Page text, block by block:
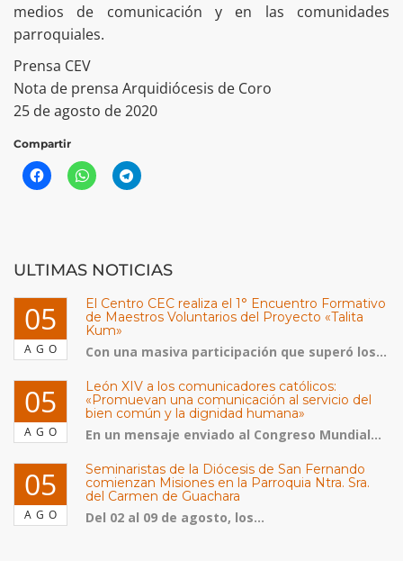
medios de comunicación y en las comunidades
parroquiales.
Prensa CEV
Nota de prensa Arquidiócesis de Coro
25 de agosto de 2020
Compartir
ULTIMAS NOTICIAS
05
AGO
El Centro CEC realiza el 1° Encuentro Formativo
de Maestros Voluntarios del Proyecto «Talita
Kum»
Con una masiva participación que superó los...
05
AGO
León XIV a los comunicadores católicos:
«Promuevan una comunicación al servicio del
bien común y la dignidad humana»
En un mensaje enviado al Congreso Mundial...
05
AGO
Seminaristas de la Diócesis de San Fernando
comienzan Misiones en la Parroquia Ntra. Sra.
del Carmen de Guachara
Del 02 al 09 de agosto, los...